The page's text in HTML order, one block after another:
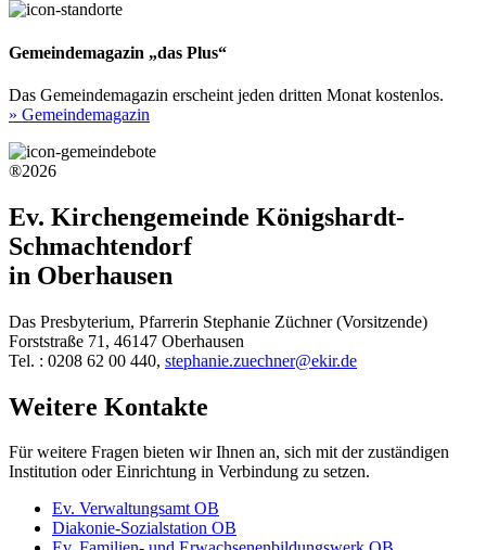
Gemeindemagazin „das Plus“
Das Gemeindemagazin erscheint jeden dritten Monat kostenlos.
» Gemeindemagazin
®2026
Ev. Kirchengemeinde Königshardt-
Schmachtendorf
in Oberhausen
Das Presbyterium, Pfarrerin Stephanie Züchner (Vorsitzende)
Forststraße 71, 46147 Oberhausen
Tel. : 0208 62 00 440, stephanie.zuechner@ekir.de
Weitere Kontakte
Für weitere Fragen bieten wir Ihnen an, sich mit der zuständigen
Institution oder Einrichtung in Verbindung zu setzen.
Ev. Verwaltungsamt OB
Diakonie-Sozialstation OB